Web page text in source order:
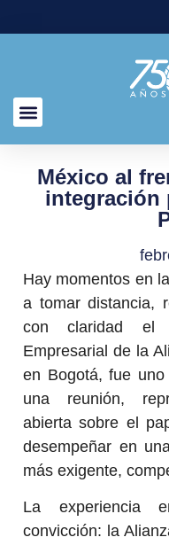
México al
integración
Hay momentos en
a tomar distancia,
con claridad el
Empresarial de la
en Bogotá, fue
una reunión,
abierta sobre el
desempeñar en
más exigente,
La experiencia
convicción: la